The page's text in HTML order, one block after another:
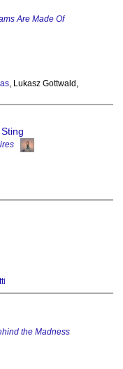
Are Made Of
, Lukasz Gottwald,
the Madness